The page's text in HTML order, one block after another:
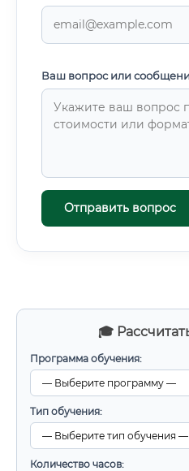
🎓
Программа обучения:
Тип обучения:
Количество часов:
Ваш вопрос или
Отправить вопрос